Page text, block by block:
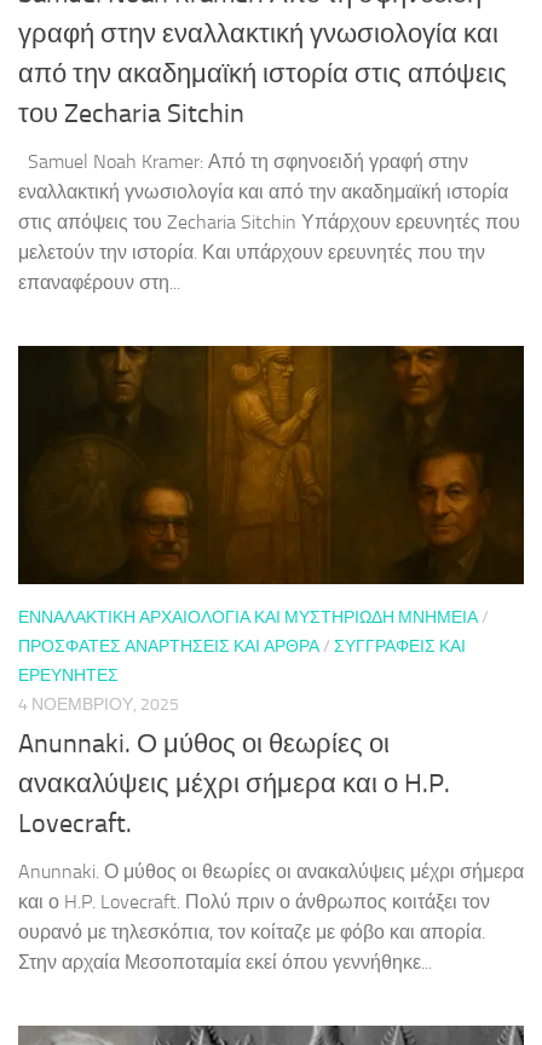
γραφή στην εναλλακτική γνωσιολογία και
από την ακαδημαϊκή ιστορία στις απόψεις
του Zecharia Sitchin
Samuel Noah Kramer: Από τη σφηνοειδή γραφή στην
εναλλακτική γνωσιολογία και από την ακαδημαϊκή ιστορία
στις απόψεις του Zecharia Sitchin Υπάρχουν ερευνητές που
μελετούν την ιστορία. Και υπάρχουν ερευνητές που την
επαναφέρουν στη...
ΕΝΝΑΛΑΚΤΙΚΉ ΑΡΧΑΙΟΛΟΓΊΑ ΚΑΙ ΜΥΣΤΗΡΙΏΔΗ ΜΝΗΜΕΊΑ/
ΠΡΌΣΦΑΤΕΣ ΑΝΑΡΤΉΣΕΙΣ ΚΑΙ ΆΡΘΡΑ/ ΣΥΓΓΡΑΦΕΊΣ ΚΑΙ
ΕΡΕΥΝΗΤΈΣ
4 ΝΟΕΜΒΡΊΟΥ, 2025
Anunnaki. Ο μύθος οι θεωρίες οι
ανακαλύψεις μέχρι σήμερα και ο H.P.
Lovecraft.
Anunnaki. Ο μύθος οι θεωρίες οι ανακαλύψεις μέχρι σήμερα
και ο H.P. Lovecraft. Πολύ πριν ο άνθρωπος κοιτάξει τον
ουρανό με τηλεσκόπια, τον κοίταζε με φόβο και απορία.
Στην αρχαία Μεσοποταμία εκεί όπου γεννήθηκε...